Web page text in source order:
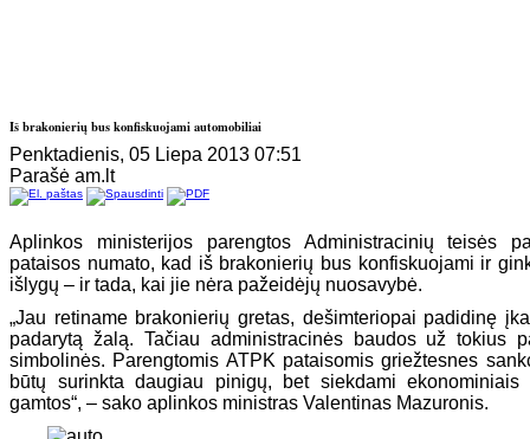
Iš brakonierių bus konfiskuojami automobiliai
Penktadienis, 05 Liepa 2013 07:51
Parašė am.lt
Aplinkos ministerijos parengtos Administracinių teisės
pataisos numato, kad iš brakonierių bus konfiskuojami ir
išlygų – ir tada, kai jie nėra pažeidėjų nuosavybė.
„Jau retiname brakonierių gretas, dešimteriopai padidinę
padarytą žalą. Tačiau administracinės baudos už tokius
simbolinės. Parengtomis ATPK pataisomis griežtesnes
būtų surinkta daugiau pinigų, bet siekdami ekonominiais
gamtos“, – sako aplinkos ministras Valentinas Mazuronis.